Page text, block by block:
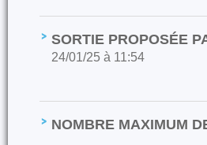
SORTIE PROPOSÉE
24/01/25 à 11:54
NOMBRE MAXIMUM